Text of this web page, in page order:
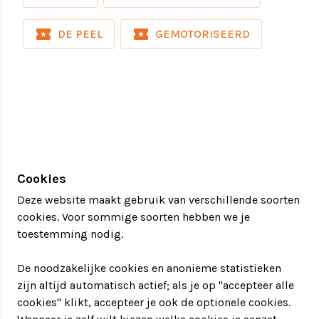
De trabant tochten bieden plaats van 1 tot 30
personen. Tot 60 personen bieden we de
Starttijden:
- 09:40 uur (hele jaar)
- 13:30 uur (hele jaar)
Voorwaarden
- Bestuurder minimaal 24 jaar en in het bezit van
een geldig rijbewijs B
local_activity DE PEEL local_activity GEMOTORISEERD
Cookies
Deze website maakt gebruik van verschillende soorten
cookies. Voor sommige soorten hebben we je
toestemming nodig.
De noodzakelijke cookies en anonieme statistieken
zijn altijd automatisch actief; als je op "accepteer alle
cookies" klikt, accepteer je ook de optionele cookies.